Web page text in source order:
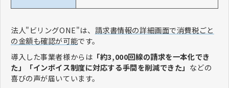
法人"ビリングONE"は、 請求書情報の詳細画面で消費税ごと
の金額も確認が可能です。
導入した事業者様からは 「約3,000回線の請求を一本化でき
た」「インボイス制度に対応する手間を削減できた」 などの
喜びの声が届いています。